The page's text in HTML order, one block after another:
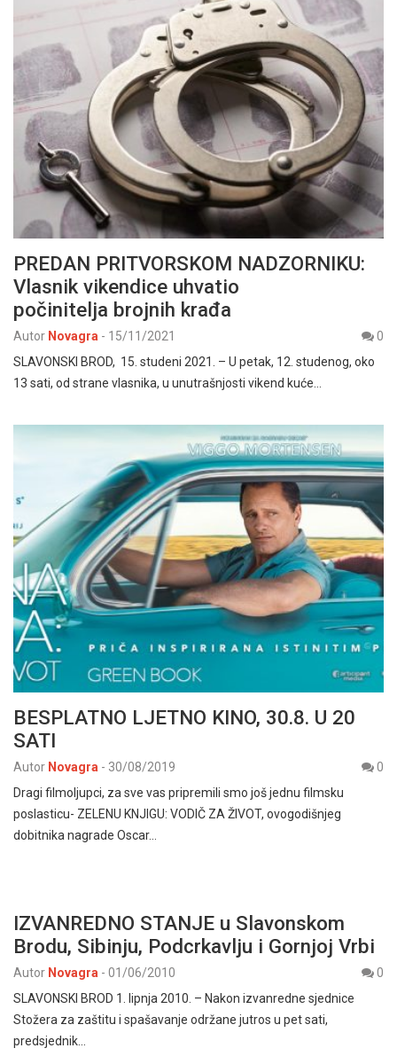
PREDAN PRITVORSKOM NADZORNIKU:
Vlasnik vikendice uhvatio
počinitelja brojnih krađa
Autor Novagra - 15/11/2021
0
SLAVONSKI BROD, 15. studeni 2021. – U petak, 12. studenog, oko
13 sati, od strane vlasnika, u unutrašnjosti vikend kuće…
BESPLATNO LJETNO KINO, 30.8. U 20
SATI
Autor Novagra - 30/08/2019
0
Dragi filmoljupci, za sve vas pripremili smo još jednu filmsku
poslasticu- ZELENU KNJIGU: VODIČ ZA ŽIVOT, ovogodišnjeg
dobitnika nagrade Oscar…
IZVANREDNO STANJE u Slavonskom
Brodu, Sibinju, Podcrkavlju i Gornjoj Vrbi
Autor Novagra - 01/06/2010
0
SLAVONSKI BROD 1. lipnja 2010. – Nakon izvanredne sjednice
Stožera za zaštitu i spašavanje održane jutros u pet sati,
predsjednik…